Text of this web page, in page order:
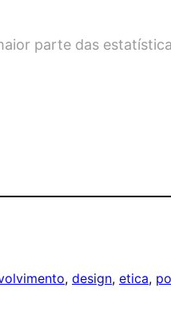
parte das
, design, etica,